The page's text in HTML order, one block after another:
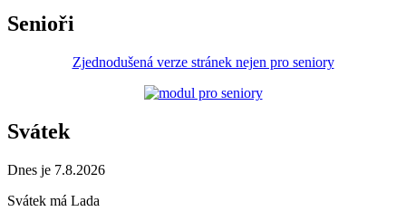
Senioři
Zjednodušená verze stránek nejen pro seniory
Svátek
Dnes je 7.8.2026
Svátek má Lada